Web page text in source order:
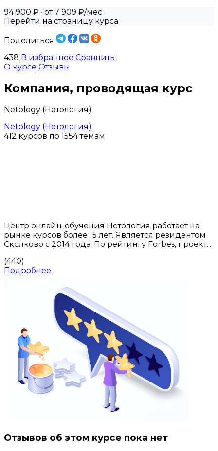
94 900 ₽ · от 7 909 ₽/мес
Перейти на страницу курса
Поделиться
438 В избранное Сравнить
О курсе Отзывы
Компания, проводящая курс
Netology (Нетология)
Netology (Нетология)
412 курсов по 1554 темам
Центр онлайн-обучения Нетология работает на
рынке курсов более 15 лет. Является резидентом
Сколково с 2014 года. По рейтингу Forbes, проект...
(440)
Подробнее
Отзывов об этом курсе пока нет